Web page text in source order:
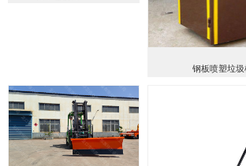
钢板喷塑垃